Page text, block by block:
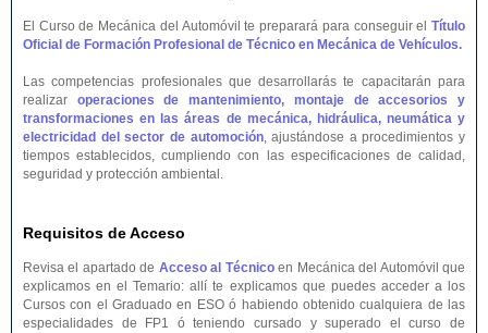
El Curso de Mecánica del Automóvil te preparará para conseguir el Título
Oficial de Formación Profesional de Técnico en Mecánica de Vehículos.
Las competencias profesionales que desarrollarás te capacitarán para
realizar operaciones de mantenimiento, montaje de accesorios y
transformaciones en las áreas de mecánica, hidráulica, neumática y
electricidad del sector de automoción, ajustándose a procedimientos y
tiempos establecidos, cumpliendo con las especificaciones de calidad,
seguridad y protección ambiental.
Requisitos de Acceso
Revisa el apartado de Acceso al Técnicoen Mecánica del Automóvil que
explicamos en el Temario: allí te explicamos que puedes acceder a los
Cursos con el Graduado en ESO ó habiendo obtenido cualquiera de las
especialidades de FP1 ó teniendo cursado y superado el curso de